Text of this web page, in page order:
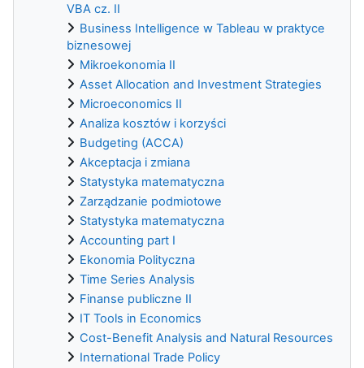
VBA cz. II
Business Intelligence w Tableau w praktyce
biznesowej
Mikroekonomia II
Asset Allocation and Investment Strategies
Microeconomics II
Analiza kosztów i korzyści
Budgeting (ACCA)
Akceptacja i zmiana
Statystyka matematyczna
Zarządzanie podmiotowe
Statystyka matematyczna
Accounting part I
Ekonomia Polityczna
Time Series Analysis
Finanse publiczne II
IT Tools in Economics
Cost-Benefit Analysis and Natural Resources
International Trade Policy